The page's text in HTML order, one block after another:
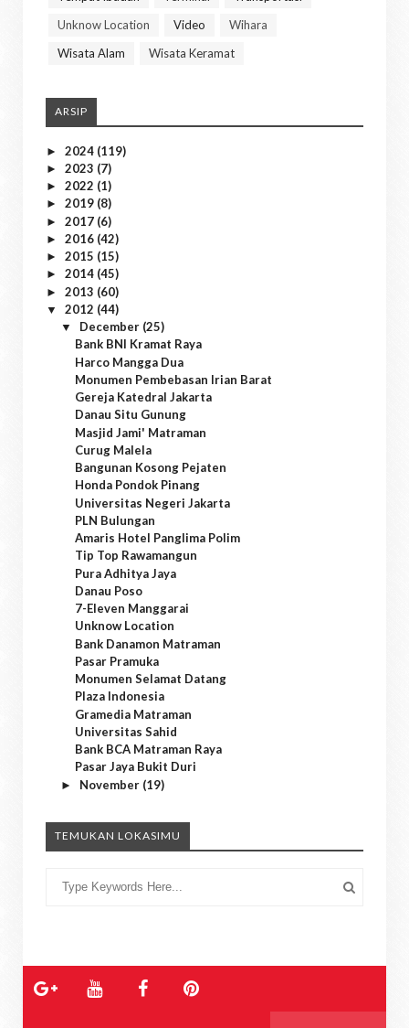
Unknow Location
Video
Wihara
Wisata Alam
Wisata Keramat
ARSIP
► 2024 (119)
► 2023 (7)
► 2022 (1)
► 2019 (8)
► 2017 (6)
► 2016 (42)
► 2015 (15)
► 2014 (45)
► 2013 (60)
▼ 2012 (44)
▼ December (25)
Bank BNI Kramat Raya
Harco Mangga Dua
Monumen Pembebasan Irian Barat
Gereja Katedral Jakarta
Danau Situ Gunung
Masjid Jami' Matraman
Curug Malela
Bangunan Kosong Pejaten
Honda Pondok Pinang
Universitas Negeri Jakarta
PLN Bulungan
Amaris Hotel Panglima Polim
Tip Top Rawamangun
Pura Adhitya Jaya
Danau Poso
7-Eleven Manggarai
Unknow Location
Bank Danamon Matraman
Pasar Pramuka
Monumen Selamat Datang
Plaza Indonesia
Gramedia Matraman
Universitas Sahid
Bank BCA Matraman Raya
Pasar Jaya Bukit Duri
► November (19)
TEMUKAN LOKASIMU